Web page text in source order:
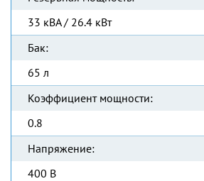
33 кВА / 26.4 кВт
Бак:
65 л
Коэффициент мощности:
0.8
Напряжение:
400 В